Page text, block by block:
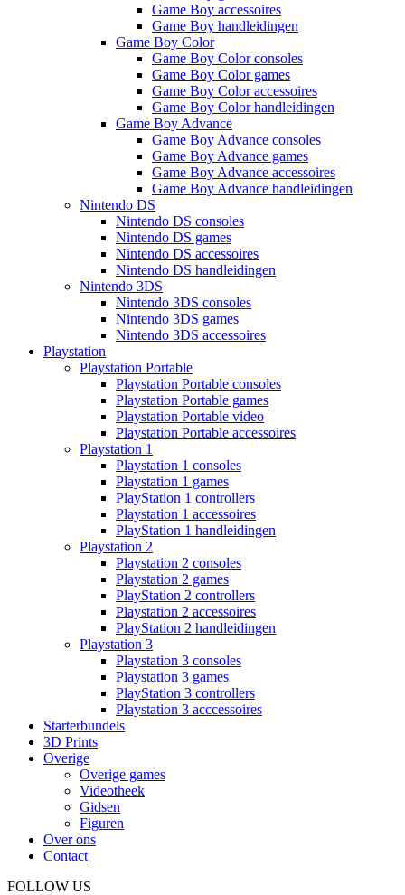
Game Boy accessoires
Game Boy handleidingen
Game Boy Color
Game Boy Color consoles
Game Boy Color games
Game Boy Color accessoires
Game Boy Color handleidingen
Game Boy Advance
Game Boy Advance consoles
Game Boy Advance games
Game Boy Advance accessoires
Game Boy Advance handleidingen
Nintendo DS
Nintendo DS consoles
Nintendo DS games
Nintendo DS accessoires
Nintendo DS handleidingen
Nintendo 3DS
Nintendo 3DS consoles
Nintendo 3DS games
Nintendo 3DS accessoires
Playstation
Playstation Portable
Playstation Portable consoles
Playstation Portable games
Playstation Portable video
Playstation Portable accessoires
Playstation 1
Playstation 1 consoles
Playstation 1 games
PlayStation 1 controllers
Playstation 1 accessoires
PlayStation 1 handleidingen
Playstation 2
Playstation 2 consoles
Playstation 2 games
PlayStation 2 controllers
Playstation 2 accessoires
PlayStation 2 handleidingen
Playstation 3
Playstation 3 consoles
Playstation 3 games
PlayStation 3 controllers
Playstation 3 acccessoires
Starterbundels
3D Prints
Overige
Overige games
Videotheek
Gidsen
Figuren
Over ons
Contact
FOLLOW US